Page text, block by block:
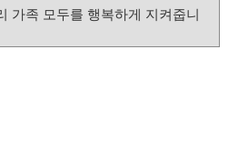
가족 모두를 행복하게 지켜줍니